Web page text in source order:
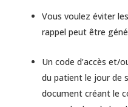
Vous voulez éviter
rappel peut être
Un code d’accès et/
du patient le jour de
document créant le